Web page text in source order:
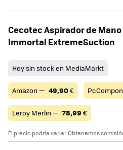
Cecotec Aspirador de Mano
Immortal ExtremeSuction
Hoy sin stock en MediaMarkt
Amazon — 49,90€
Leroy Merlin — 78,99 €
El precio podría variar. Obtenemos